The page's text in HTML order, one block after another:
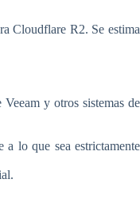
Cloudflare R2. Se estima
y otros sistemas de
lo que sea estrictamente